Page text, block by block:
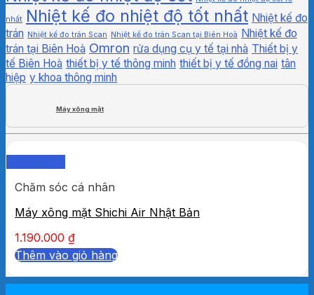
nhất Nhiệt kế đo nhiệt độ tốt nhất Nhiệt kế đo
trán Nhiệt kế đo trán Scan Nhiệt kế đo trán Scan tại Biên Hoà Nhiệt kế đo
trán tại Biên Hoà Omron rửa dụng cụ y tế tại nhà Thiết bị y
tế Biên Hoà thiết bị y tế thông minh thiết bị y tế đồng nai tân
hiệp y khoa thông minh
Máy xông mặt
Chăm sóc cá nhân
Máy xông mặt Shichi Air Nhật Bản
1.190.000 ₫
Thêm vào giỏ hàng